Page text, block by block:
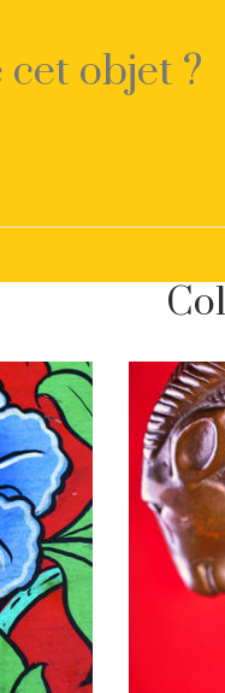
cet objet ?